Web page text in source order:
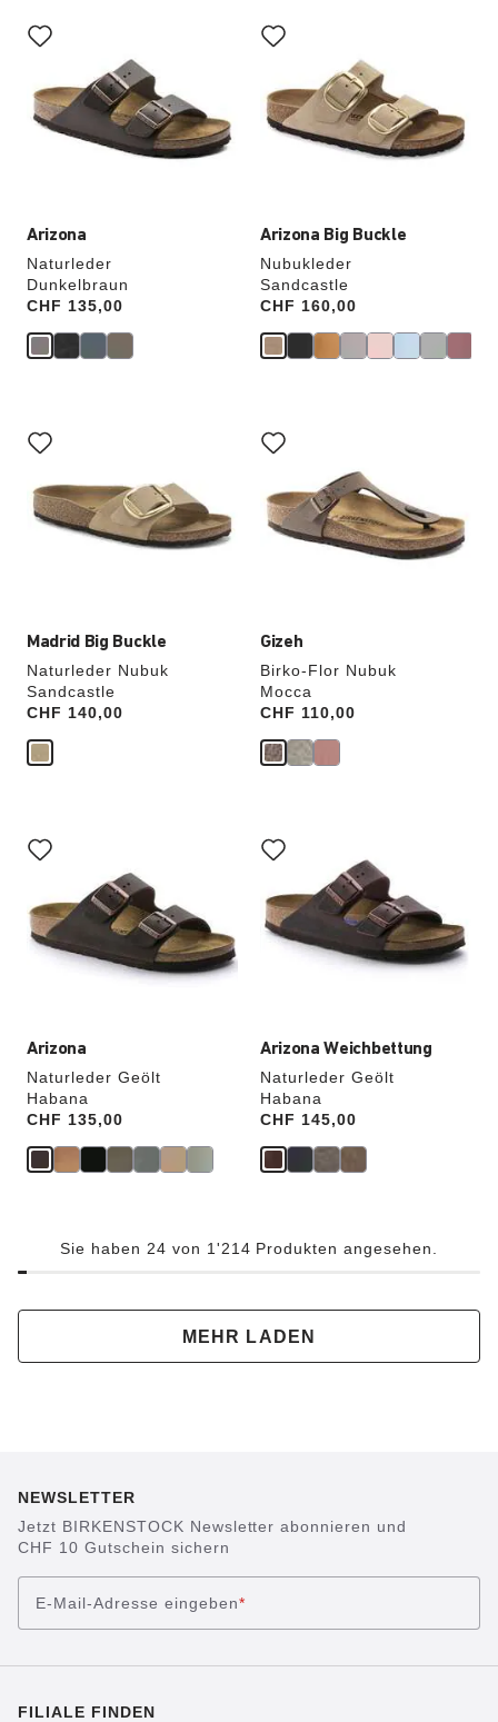
Arizona
Naturleder
Dunkelbraun
Price:
CHF 135,00
Anklicken
der
werden
die
Produktbilder
aktualisiert.
Arizona Big Buckle
Nubukleder
Sandcastle
Price:
CHF 160,00
Anklicken
der
werden
die
Produktbilder
aktualisiert.
Madrid Big Buckle
Naturleder Nubuk
Sandcastle
Price:
CHF 140,00
Anklicken
der
werden
die
Produktbilder
Gizeh
Birko-Flor Nubuk
Mocca
Price:
CHF 110,00
Anklicken
der
werden
die
Produktbilder
Arizona
Naturleder Geölt
Habana
Price:
CHF 135,00
Anklicken
der
werden
die
Produktbilder
aktualisiert.
Arizona Weichbettung
Naturleder Geölt
Habana
Price:
CHF 145,00
Anklicken
der
werden
die
Produktbilder
aktualisiert.
Sie haben 24 von 1'214 Produkten angesehen.
MEHR LADEN
NEWSLETTER
Jetzt BIRKENSTOCK Newsletter abonnieren und
CHF 10 Gutschein sichern
E-Mail-Adresse eingeben*
FILIALE FINDEN